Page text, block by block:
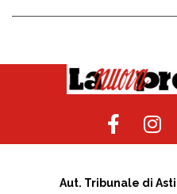
Aut. Tribunale di